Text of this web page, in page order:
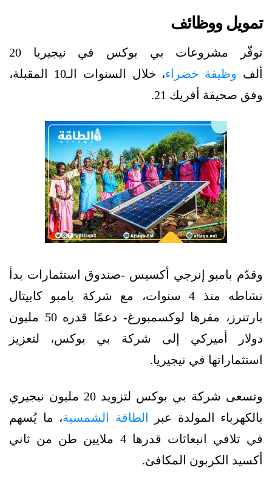
تمويل ووظائف
توفّر مشروعات بي بوكس في نيجيريا 20
ألف وظيفة خضراء
، خلال السنوات الـ10 المقبلة،
وفق صحيفة أفريك 21.
وقدّم بامبو إنرجي أكسيس -صندوق استثمارات بدأ
نشاطه منذ 4 سنوات، مع شركة بامبو كابيتال
بارتنرز، مقرها لوكسمبورغ- دعمًا قدره 50 مليون
دولار أميركي إلى شركة بي بوكس، لتعزيز
استثماراتها في نيجيريا.
وتسعى شركة بي بوكس لتزويد 20 مليون نيجيري
بالكهرباء المولدة عبر
الطاقة الشمسية، ما يُسهم
في تلافي انبعاثات قدرها 4 ملايين طن من ثاني
أكسيد الكربون المكافئ.